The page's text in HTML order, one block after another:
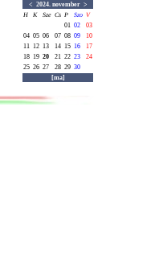
< 2024. november >
H
K Sze Cs P Szo V
01 02
03
04 05 06 07 08 09
10
11 12 13 14 15 16
17
18 19 20 21 22 23
24
25 26 27 28 29 30
[ma]